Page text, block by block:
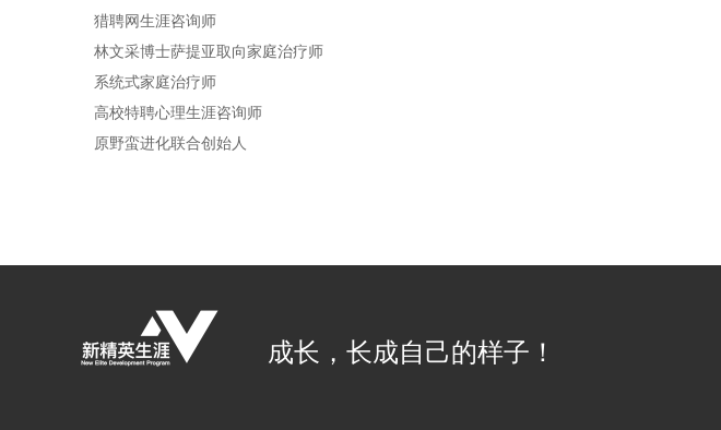
猎聘网生涯咨询师
林文采博士萨提亚取向家庭治疗师
系统式家庭治疗师
高校特聘心理生涯咨询师
原野蛮进化联合创始人
成长，长成自己的样子！